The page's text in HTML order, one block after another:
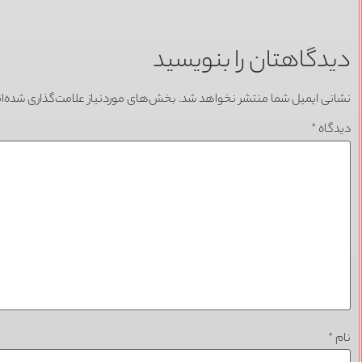
دیدگاهتان را بنویسید
نشانی ایمیل شما منتشر نخواهد شد. بخش‌های موردنیاز علامت‌گذاری
دیدگاه *
نام *